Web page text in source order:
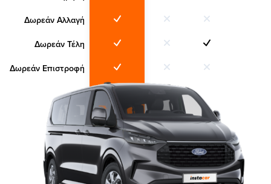
Δωρεάν Αλλαγή
Δωρεάν Τέλη
Δωρεάν Επιστροφή